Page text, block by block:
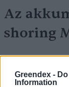
Greendex -
Information
Az
shoring
A
ben